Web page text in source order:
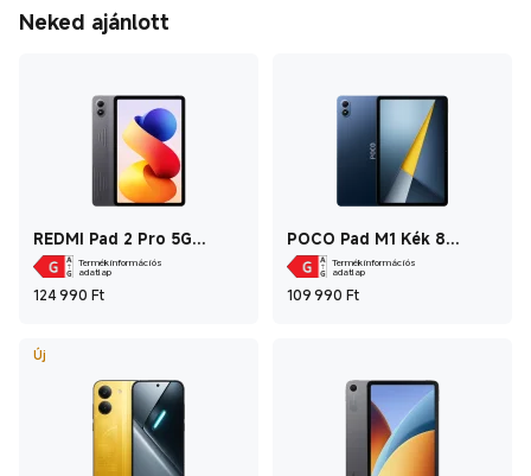
Neked ajánlott
REDMI Pad 2 Pro 5G
Grafitszürke 6GB+128GB
Termékinformációs
adatlap
124 990 Ft Current Price Ft124 990
POCO Pad M1 Kék 8
GB+256 GBTermékinformációs
adatlap
109 990 Ft
Új